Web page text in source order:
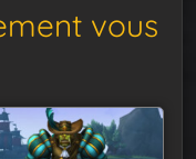
vous